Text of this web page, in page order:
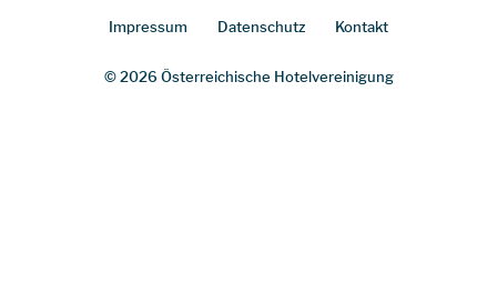
Impressum Datenschutz Kontakt
© 2026 Österreichische Hotelvereinigung